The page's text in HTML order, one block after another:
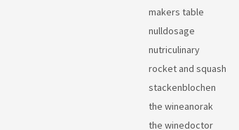
makers table
nulldosage
nutriculinary
rocket and squash
stackenblochen
the wineanorak
the winedoctor